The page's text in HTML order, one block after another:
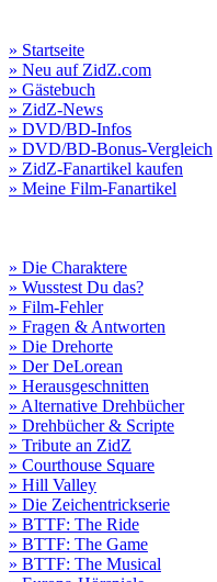
» Startseite
» Neu auf ZidZ.com
» Gästebuch
» ZidZ-News
» DVD/BD-Infos
» DVD/BD-Bonus-Vergleich
» ZidZ-Fanartikel kaufen
» Meine Film-Fanartikel
» Die Charaktere
» Wusstest Du das?
» Film-Fehler
» Fragen & Antworten
» Die Drehorte
» Der DeLorean
» Herausgeschnitten
» Alternative Drehbücher
» Drehbücher & Scripte
» Tribute an ZidZ
» Courthouse Square
» Hill Valley
» Die Zeichentrickserie
» BTTF: The Ride
» BTTF: The Game
» BTTF: The Musical